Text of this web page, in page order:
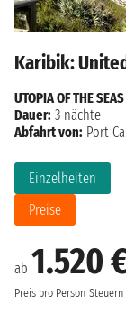
Karibik:
ab 1.520
Preis pro Person
Einzelheiten
Preise
UTOPIA OF THE SEAS
Dauer: 3 nächte
Abfahrt von: Port